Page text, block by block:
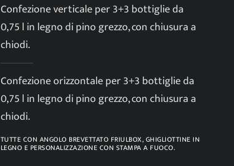
Confezione verticale per 3+3 bottiglie da
0,75 l in legno di pino grezzo, con chiusura a
chiodi.
Confezione orizzontale per 3+3 bottiglie da
0,75 l in legno di pino grezzo, con chiusura a
chiodi.
TUTTE CON ANGOLO BREVETTATO FRIULBOX, GHIGLIOTTINE IN
LEGNO E PERSONALIZZAZIONE CON STAMPA A FUOCO.